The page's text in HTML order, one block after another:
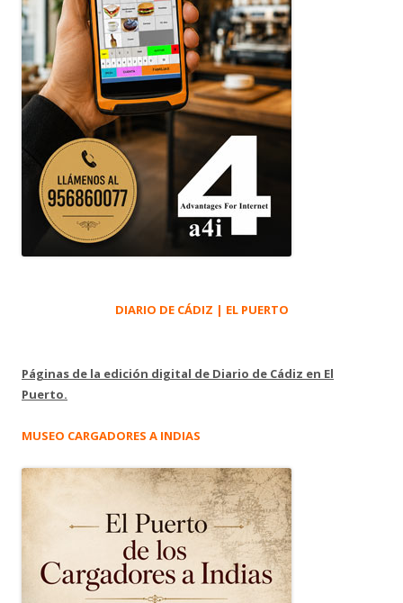
DIARIO DE CÁDIZ | EL PUERTO
Páginas de la edición digital de Diario de Cádiz en El
Puerto.
MUSEO CARGADORES A INDIAS